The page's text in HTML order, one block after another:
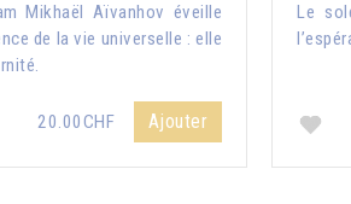
Mikhaël Aïvanhov éveille
de la vie universelle : elle
20.00CHF Ajouter
Le